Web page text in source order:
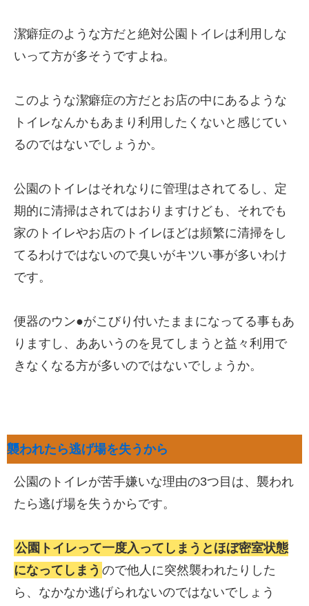
潔癖症のような方だと絶対公園トイレは利用しな
いって方が多そうですよね。
このような潔癖症の方だとお店の中にあるような
トイレなんかもあまり利用したくないと感じてい
るのではないでしょうか。
公園のトイレはそれなりに管理はされてるし、定
期的に清掃はされてはおりますけども、それでも
家のトイレやお店のトイレほどは頻繁に清掃をし
てるわけではないので臭いがキツい事が多いわけ
です。
便器のウン●がこびり付いたままになってる事もあ
りますし、ああいうのを見てしまうと益々利用で
きなくなる方が多いのではないでしょうか。
襲われたら逃げ場を失うから
公園のトイレが苦手嫌いな理由の3つ目は、襲われ
たら逃げ場を失うからです。
公園トイレって一度入ってしまうとほぼ密室状態
になってしまう ので他人に突然襲われたりした
ら、なかなか逃げられないのではないでしょう